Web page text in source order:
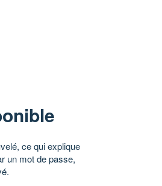
ce qui explique
un mot de passe,